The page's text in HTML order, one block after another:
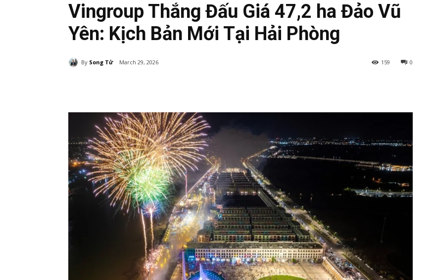
Vingroup Thắng Đấu Giá 47,2 ha Đảo Vũ
Yên: Kịch Bản Mới Tại Hải Phòng
By Song Tử March 29, 2026 0
159